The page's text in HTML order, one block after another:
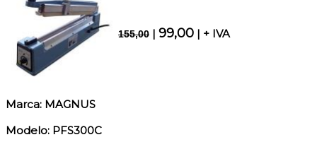
155,00 | 99,00 | + IVA
Marca: MAGNUS
Modelo: PFS300C